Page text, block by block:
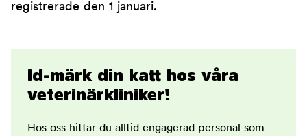
registrerade den 1 januari.
Id-märk din katt hos våra
veterinärkliniker!
Hos oss hittar du alltid engagerad personal som